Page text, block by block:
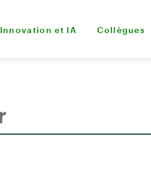
Innovation et IA Collègues